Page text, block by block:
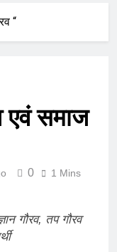
“
एवं समाज
0 1 Mins
गौरव, तप गौरव